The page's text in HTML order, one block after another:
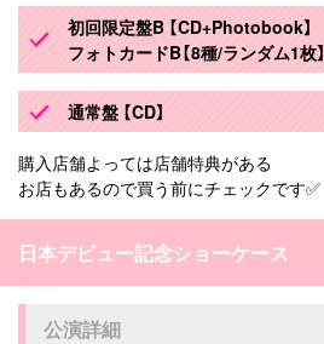
初回限定盤B 【CD+Photobook】
フォトカードB【8種/ランダム1枚】
通常盤 【CD】
購入店舗よっては店舗特典がある
お店もあるので買う前にチェックです✅
日本デビュー記念ショーケース
公演詳細